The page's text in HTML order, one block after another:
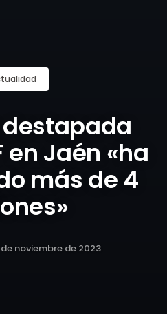
en Jaén «ha
más de 4
de noviembre de 2023